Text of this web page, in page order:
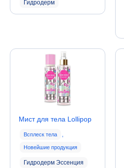
Гидродерм
Мист для тела Lollipop
Всплеск тела
Новейшие продукция
Гидродерм Эссенция